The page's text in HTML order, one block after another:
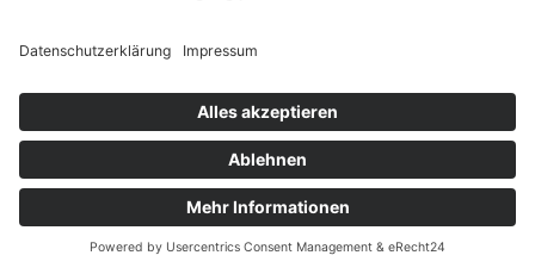
Three-Tier Architecture